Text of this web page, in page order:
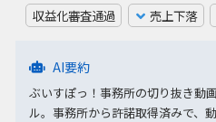
収益化審査通過 売上下落
AI要約
ぶいすぽっ！事務所の切り抜き動
ル。事務所から許諾取得済みで、